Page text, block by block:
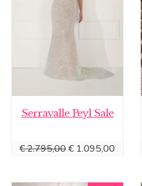
Serravalle Peyl Sale
€2.795,00Oorspronkelijke
€1.095,00